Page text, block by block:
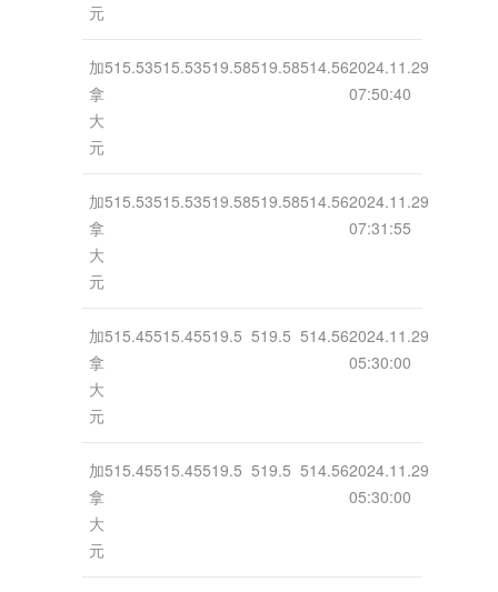
元
加
拿
大
元
515.53515.53519.58519.58514.562024.11.29
07:50:40
加
拿
大
元
515.53515.53519.58519.58514.562024.11.29
07:31:55
加
拿
大
元
515.45515.45519.5 519.5 514.562024.11.29
05:30:00
加
拿
大
元
515.45515.45519.5 519.5 514.562024.11.29
05:30:00